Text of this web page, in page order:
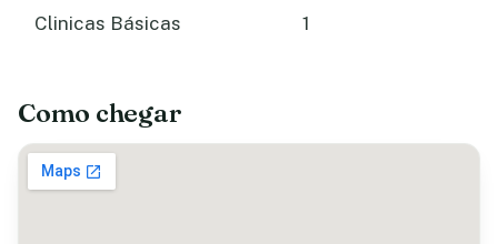
Clinicas Básicas 1
Como chegar